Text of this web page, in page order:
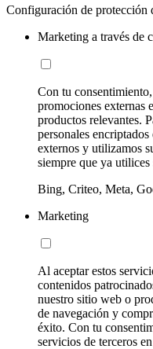
Configuración de protección
Marketing a través de
Con tu
promociones externas
productos relevantes.
personales
externos y utilizamos
siempre que ya utilices
Bing, Criteo, Meta,
Marketing
Al aceptar estos
contenidos
nuestro sitio web o
de navegación y
éxito. Con tu
servicios de terceros